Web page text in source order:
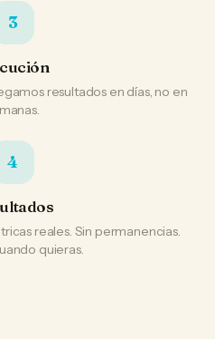
3
resultados en días, no en
4
reales. Sin permanencias.
quieras.